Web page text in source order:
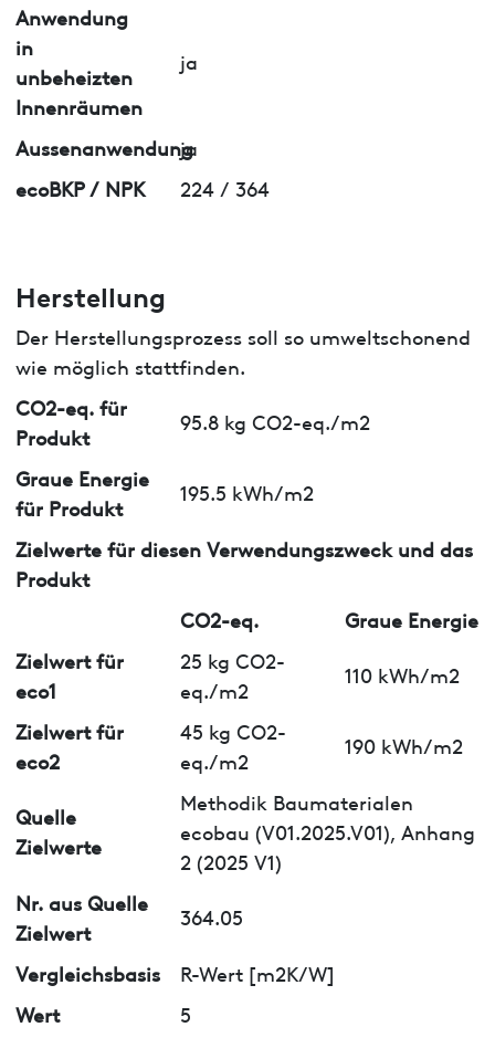
Anwendung
in
unbeheizten
Innenräumen
ja
Aussenanwendung
ja
ecoBKP / NPK
224 / 364
Herstellung
Der Herstellungsprozess soll so umweltschonend
wie möglich stattfinden.
CO2-eq. für
Produkt
95.8 kg CO2-eq./m2
Graue Energie
für Produkt
195.5 kWh/m2
Zielwerte für diesen Verwendungszweck und das
Produkt
CO2-eq.
Graue Energie
Zielwert für
eco1
25 kg CO2-
eq./m2
110 kWh/m2
Zielwert für
eco2
45 kg CO2-
eq./m2
190 kWh/m2
Quelle
Zielwerte
Methodik Baumaterialen
ecobau (V01.2025.V01), Anhang
2 (2025 V1)
Nr. aus Quelle
Zielwert
364.05
Vergleichsbasis
R-Wert [m2K/W]
Wert
5